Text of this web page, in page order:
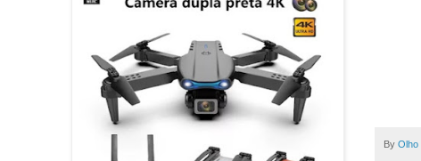
By Olho